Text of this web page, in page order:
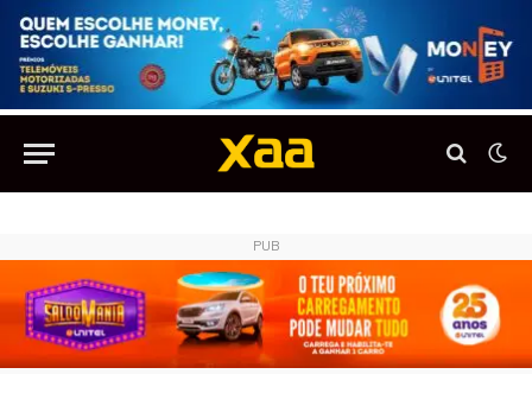
PUB